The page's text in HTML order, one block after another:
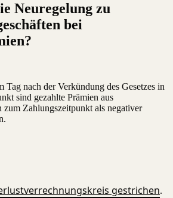
Neuregelung zu
bei
Tag nach der Verkündung des Gesetzes in
sind gezahlte Prämien aus
zum Zahlungszeitpunkt als negativer
gestrichen.